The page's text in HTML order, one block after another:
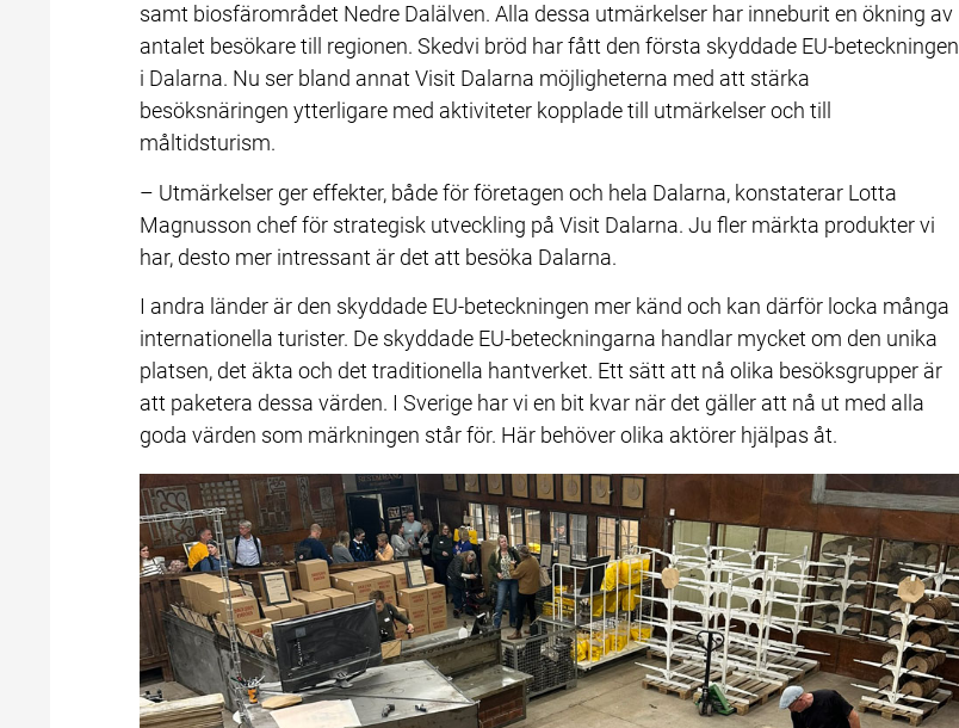
samt biosfärområdet Nedre Dalälven. Alla dessa utmärkelser har inneburit en ökning av
antalet besökare till regionen. Skedvi bröd har fått den första skyddade EU-beteckningen
i Dalarna. Nu ser bland annat Visit Dalarna möjligheterna med att stärka
besöksnäringen ytterligare med aktiviteter kopplade till utmärkelser och till
måltidsturism.
– Utmärkelser ger effekter, både för företagen och hela Dalarna, konstaterar Lotta
Magnusson chef för strategisk utveckling på Visit Dalarna. Ju fler märkta produkter vi
har, desto mer intressant är det att besöka Dalarna.
I andra länder är den skyddade EU-beteckningen mer känd och kan därför locka många
internationella turister. De skyddade EU-beteckningarna handlar mycket om den unika
platsen, det äkta och det traditionella hantverket. Ett sätt att nå olika besöksgrupper är
att paketera dessa värden. I Sverige har vi en bit kvar när det gäller att nå ut med alla
goda värden som märkningen står för. Här behöver olika aktörer hjälpas åt.